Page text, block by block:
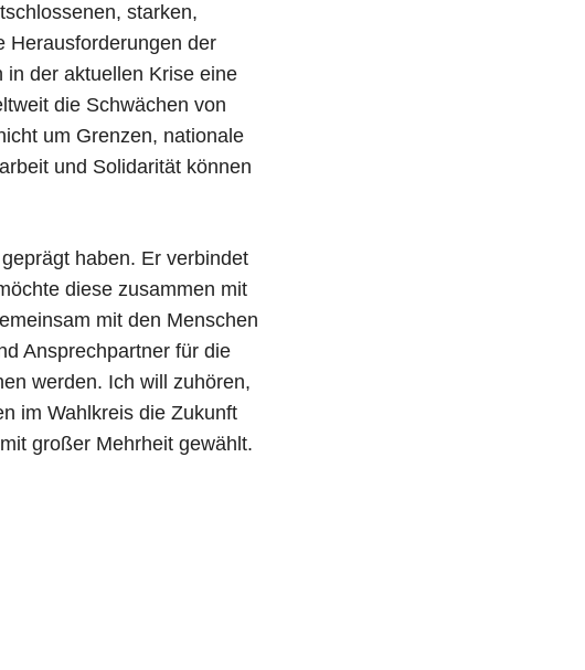
starken,
Herausforderungen der
der aktuellen Krise eine
die Schwächen von
um Grenzen, nationale
und Solidarität können
haben. Er verbindet
diese zusammen mit
mit den Menschen
Ansprechpartner für die
werden. Ich will zuhören,
im Wahlkreis die Zukunft
großer Mehrheit gewählt.